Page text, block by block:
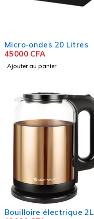
Micro-ondes 20 Litres
45000 CFA
Ajouter au panier
Bouilloire électrique 2L